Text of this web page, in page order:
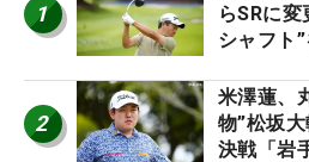
1
らSRに
シャフト
ーのヒト
2
米澤蓮、
物”松坂
決戦「岩